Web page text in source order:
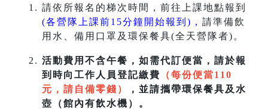
請依所報名的梯次時間，前往上課地點報到
(各營隊上課前15分鐘開始報到)， 請準備飲
用水、備用口罩及環保餐具(全天營隊者)。
活動費用不含午餐，如需代訂便當，請於報
到時向工作人員登記繳費
（每份便當110
元，請自備零錢）
，並請攜帶環保餐具及水
壺（館內有飲水機）。